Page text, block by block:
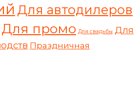
Для автодилеров
Для промо Для свадьбы Для
Праздничная